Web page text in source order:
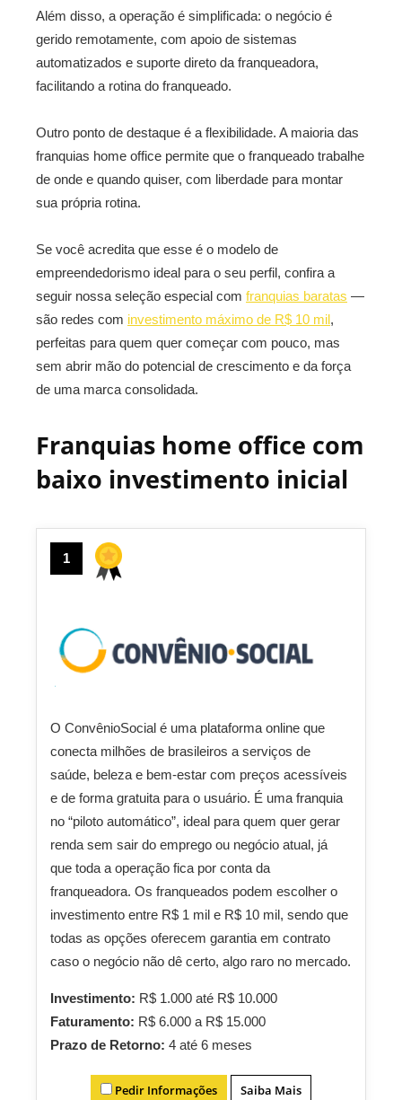
Além disso, a operação é simplificada: o negócio é
gerido remotamente, com apoio de sistemas
automatizados e suporte direto da franqueadora,
facilitando a rotina do franqueado.
Outro ponto de destaque é a flexibilidade. A maioria das
franquias home office permite que o franqueado trabalhe
de onde e quando quiser, com liberdade para montar
sua própria rotina.
Se você acredita que esse é o modelo de
empreendedorismo ideal para o seu perfil, confira a
seguir nossa seleção especial com franquias baratas —
são redes com investimento máximo de R$ 10 mil,
perfeitas para quem quer começar com pouco, mas
sem abrir mão do potencial de crescimento e da força
de uma marca consolidada.
Franquias home office com
baixo investimento inicial
1
O ConvênioSocial é uma plataforma online que
conecta milhões de brasileiros a serviços de
saúde, beleza e bem-estar com preços acessíveis
e de forma gratuita para o usuário. É uma franquia
no “piloto automático”, ideal para quem quer gerar
renda sem sair do emprego ou negócio atual, já
que toda a operação fica por conta da
franqueadora. Os franqueados podem escolher o
investimento entre R$ 1 mil e R$ 10 mil, sendo que
todas as opções oferecem garantia em contrato
caso o negócio não dê certo, algo raro no mercado.
Investimento: R$ 1.000 até R$ 10.000
Faturamento: R$ 6.000 a R$ 15.000
Prazo de Retorno: 4 até 6 meses
Pedir Informações Saiba Mais